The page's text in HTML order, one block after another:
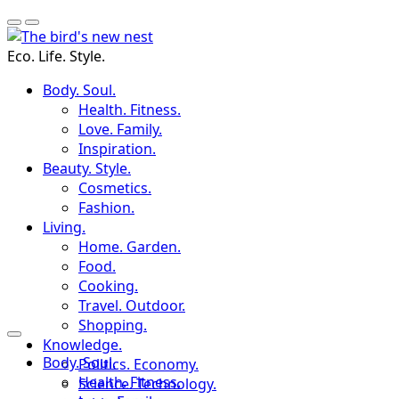
Eco. Life. Style.
Body. Soul.
Health. Fitness.
Love. Family.
Inspiration.
Beauty. Style.
Cosmetics.
Fashion.
Living.
Home. Garden.
Food.
Cooking.
Travel. Outdoor.
Shopping.
Knowledge.
Politics. Economy.
Science. Technology.
Body. Soul.
Health. Fitness.